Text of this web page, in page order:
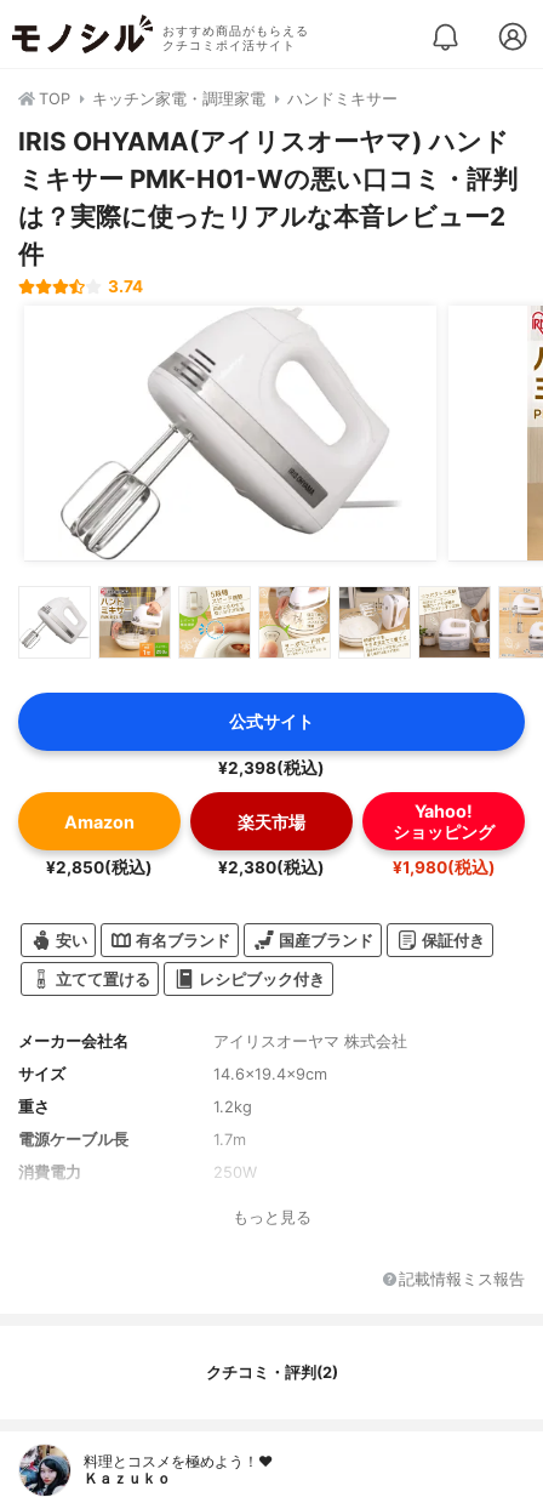
おすすめ商品がもらえる
クチコミポイ活サイト
TOP キッチン家電・調理家電 ハンドミキサー
IRIS OHYAMA(アイリスオーヤマ) ハンド
ミキサー PMK-H01-Wの悪い口コミ・評判
は？実際に使ったリアルな本音レビュー2
件
3.74
公式サイト
¥2,398(税込)
Amazon
¥2,850(税込)
楽天市場
¥2,380(税込)
Yahoo!
ショッピング
¥1,980(税込)
安い 有名ブランド 国産ブランド 保証付き
立てて置ける レシピブック付き
メーカー会社名
アイリスオーヤマ 株式会社
サイズ
14.6×19.4×9cm
重さ
1.2kg
電源ケーブル長
1.7m
消費電力
250W
もっと見る
記載情報ミス報告
クチコミ・評判(2)
料理とコスメを極めよう！♥
Ｋａｚｕｋｏ